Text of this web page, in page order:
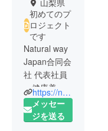
山梨県
初めてのプ
ロジェクト
です
Natural way
Japan合同会
社 代表社員
健康美を
テーマにし
た食生活作
https://naturalwayjapan.com/
メッセー
ジを送る